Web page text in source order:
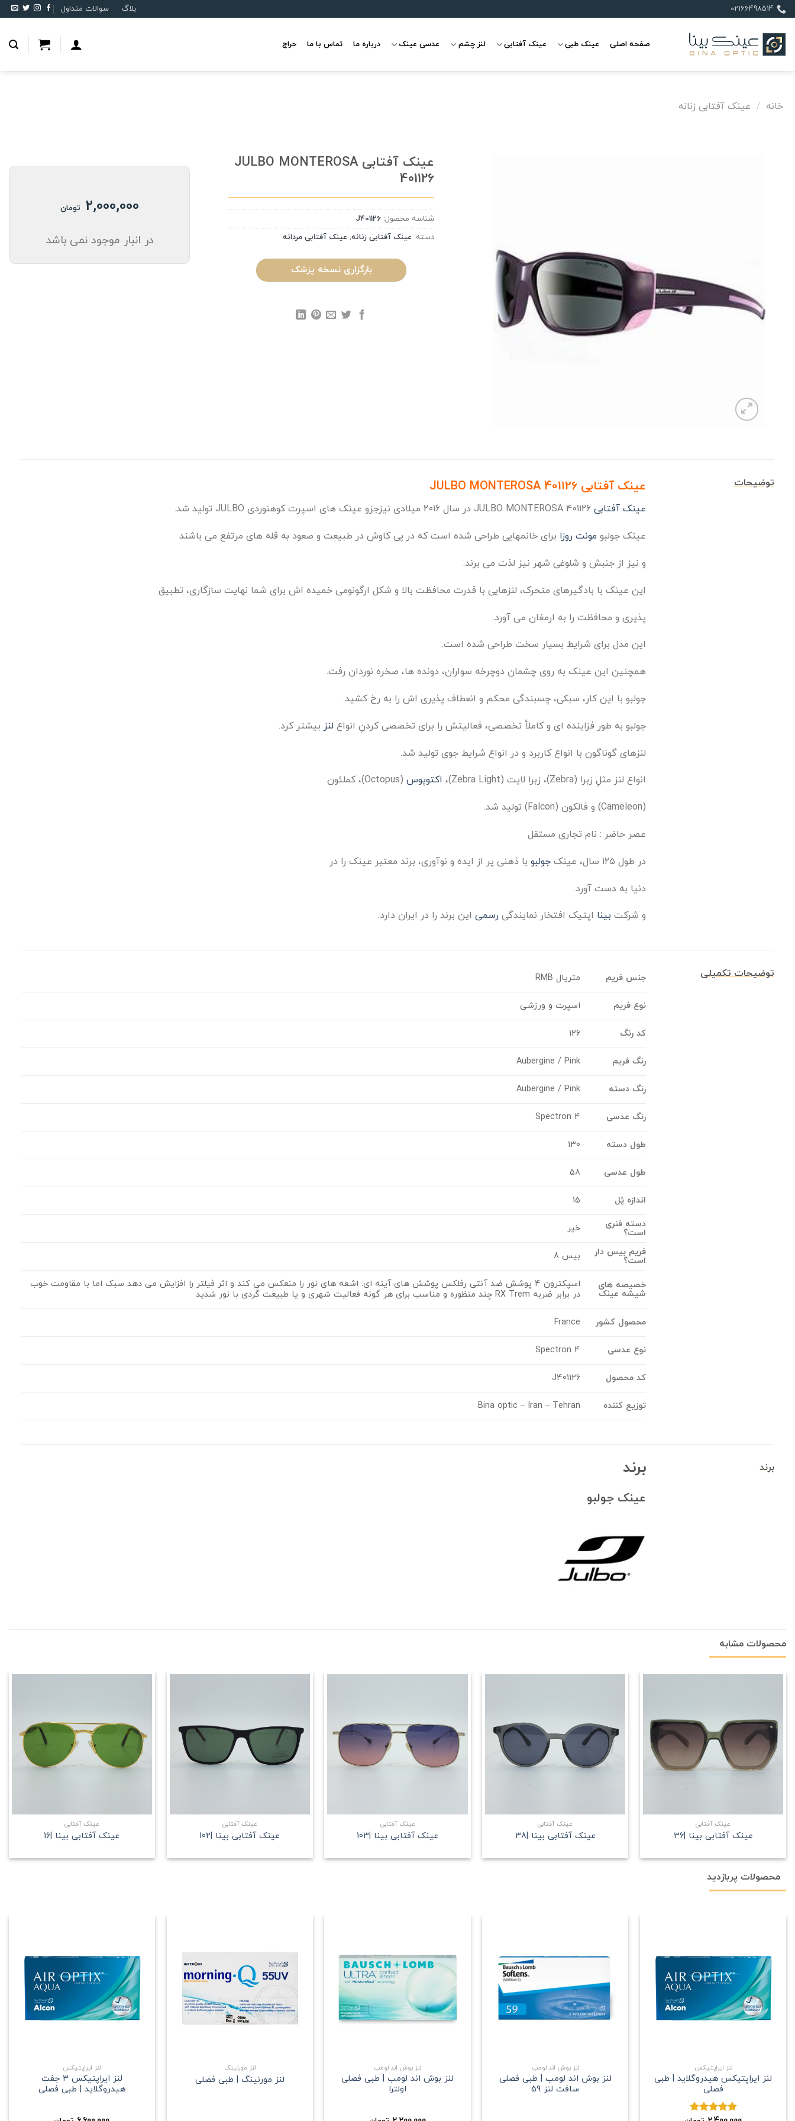
Skip
to
content
02166498514 بلاگ سوالات متداول
صفحه اصلی عینک طبی عینک آفتابی لنز چشم عدسی عینک درباره ما تماس با ما حراج
خانه / عینک آفتابی زنانه
عینک آفتابی JULBO MONTEROSA
401126
شناسه محصول: J401126
دسته: عینک آفتابی زنانه, عینک آفتابی مردانه
بارگزاری نسخه پزشک
2,000,000 تومان
در انبار موجود نمی باشد
توضیحات عینک آفتابی JULBO MONTEROSA 401126
عینک آفتابی JULBO MONTEROSA 401126 در سال 2016 میلادی نیزجزو عینک های اسپرت کوهنوردی JULBO تولید شد.
عینک جولبو مونت روزا برای خانمهایی طراحی شده است که در پی کاوش در طبیعت و صعود به قله های مرتفع می باشند
و نیز از جنبش و شلوغی شهر نیز لذت می برند.
این عینک با بادگیرهای متحرک، لنزهایی با قدرت محافظت بالا و شکل ارگونومی خمیده اش برای شما نهایت سازگاری، تطبیق
پذیری و محافظت را به ارمغان می آورد.
این مدل برای شرایط بسیار سخت طراحی شده است.
همچنین این عینک به روی چشمان دوچرخه سواران، دونده ها، صخره نوردان رفت.
جولبو با این کار، سبکی، چسبندگی محکم و انعطاف پذیری اش را به رخ کشید.
جولبو به طور فزاینده ای و کاملأ تخصصی، فعالیتش را برای تخصصی کردنِ انواع لنز بیشتر کرد.
لنزهای گوناگون با انواع کاربرد و در انواع شرایط جوی تولید شد.
انواع لنز مثلِ زبرا (Zebra)، زبرا لایت (Zebra Light)، اکتوپوس (Octopus)، کملئون
(Cameleon) و فالکون (Falcon) تولید شد.
عصر حاضر : نام تجاری مستقل
در طول ۱۲۵ سال، عینک جولبو با ذهنی پر از ایده و نوآوری، برند معتبر عینک را در
دنیا به دست آورد.
و شرکت بینا اپتیک افتخار نمایندگی رسمی این برند را در ایران دارد.
توضیحات تکمیلی جنس فریم متریال RMB
نوع فریم اسپرت و ورزشی
کد رنگ 126
رنگ فریم Aubergine / Pink
رنگ دسته Aubergine / Pink
رنگ عدسی Spectron 4
طول دسته 130
طول عدسی 58
اندازه پُل
15
دسته فنری
است؟
خیر
فریم بیس دار
است؟ بیس 8
خصیصه های
شیشه عینک
اسپکترون 4 پوشش ضد آنتی رفلکس پوشش های آینه ای: اشعه های نور را منعکس می کند و اثر فیلتر را افزایش می دهد سبک اما با مقاومت خوب
در برابر ضربه RX Trem چند منظوره و مناسب برای هر گونه فعالیت شهری و یا طبیعت گردی با نور شدید
محصول کشور France
نوع عدسی Spectron 4
کد محصول J401126
توزیع کننده Bina optic – Iran – Tehran
برند برند
عینک جولبو
محصولات مشابه
علاقه
مندی
عینک آفتابی
عینک آفتابی بینا |36
مندی
عینک آفتابی
عینک آفتابی بینا |38
مندی
عینک آفتابی
عینک آفتابی بینا |103
مندی
عینک آفتابی
عینک آفتابی بینا |102
مندی
عینک آفتابی
عینک آفتابی بینا |16
محصولات پربازدید
علاقه
لنز ایراپتیکس
لنز ایراپتیکس هیدروگلاید | طبی
فصلی
علاقه
مندی
لنز بوش اند لومب
لنز بوش اند لومب | طبی فصلی
سافت لنز 59
علاقه
مندی
لنز بوش اند لومب
لنز بوش اند لومب | طبی فصلی
اولترا
علاقه
مندی
لنز مورنینگ
لنز مورنینگ | طبی فصلی
علاقه
لنز ایراپتیکس
لنز ایراپتیکس 3 جفت
هیدروگلاید | طبی فصلی